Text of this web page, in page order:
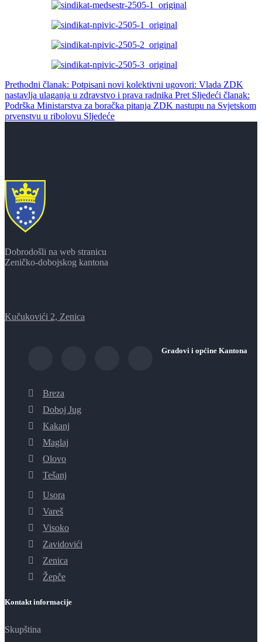
Prethodni članak: Potpisani novi kolektivni ugovori: Vlada ZDK
nastavlja ulaganja u zdravstvo i prava radnika Pret Sljedeći članak:
Podrška Ministarstva za boračka pitanja ZDK nastupu na Svjetskom
prvenstvu u ribolovu Sljedeće
Dobrodošli na web stranicu
Zeničko-dobojskog kantona
Kučukovići 2, Zenica
Gradovi i općine Kantona
Breza
Doboj Jug
Kakanj
Maglaj
Olovo
Tešanj
Usora
Vareš
Visoko
Zavidovići
Zenica
Žepče
Kontakt informacije
Skupština